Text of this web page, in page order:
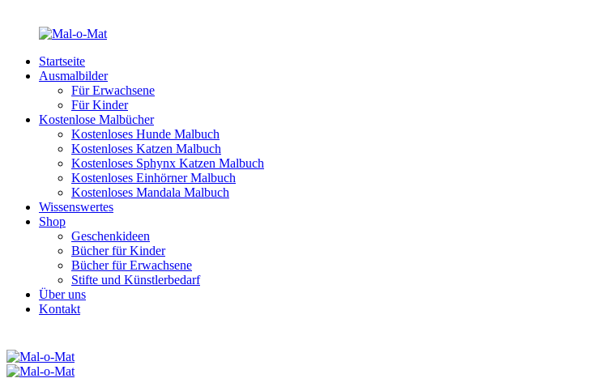
Startseite
Ausmalbilder
Für Erwachsene
Für Kinder
Kostenlose Malbücher
Kostenloses Hunde Malbuch
Kostenloses Katzen Malbuch
Kostenloses Sphynx Katzen Malbuch
Kostenloses Einhörner Malbuch
Kostenloses Mandala Malbuch
Wissenswertes
Shop
Geschenkideen
Bücher für Kinder
Bücher für Erwachsene
Stifte und Künstlerbedarf
Über uns
Kontakt